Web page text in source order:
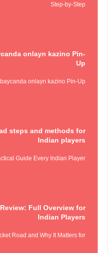
Step‑by‑Step
onlayn kazino Pin-
Up
onlayn kazino Pin-Up ▶️
steps and methods for
Indian players
Guide Every Indian Player
Full Overview for
Indian Players
Road and Why It Matters for